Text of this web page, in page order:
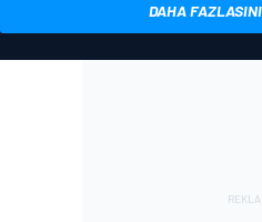
DAHA